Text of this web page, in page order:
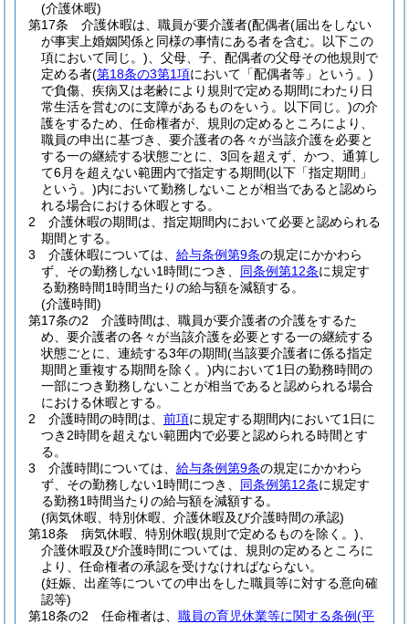
(介護休暇)
第17条
介護休暇は、職員が要介護者(配偶者(届出をしない
が事実上婚姻関係と同様の事情にある者を含む。以下この
項において同じ。) 、父母、子、配偶者の父母その他規則で
定める者(第18条の3第1項において「配偶者等」という。)
で負傷、疾病又は老齢により規則で定める期間にわたり日
常生活を営むのに支障があるものをいう。以下同じ。)の介
護をするため、任命権者が、規則の定めるところにより、
職員の申出に基づき、要介護者の各々が当該介護を必要と
する一の継続する状態ごとに、3回を超えず、かつ、通算し
て6月を超えない範囲内で指定する期間(以下「指定期間」
という。)内において勤務しないことが相当であると認めら
れる場合における休暇とする。
2
介護休暇の期間は、指定期間内において必要と認められる
期間とする。
3
介護休暇については、 給与条例第9条の規定にかかわら
ず、その勤務しない1時間につき、 同条例第12条に規定す
る勤務時間1時間当たりの給与額を減額する。
(介護時間)
第17条の2
介護時間は、職員が要介護者の介護をするた
め、要介護者の各々が当該介護を必要とする一の継続する
状態ごとに、連続する3年の期間(当該要介護者に係る指定
期間と重複する期間を除く。)内において1日の勤務時間の
一部につき勤務しないことが相当であると認められる場合
における休暇とする。
2
介護時間の時間は、 前項に規定する期間内において1日に
つき2時間を超えない範囲内で必要と認められる時間とす
る。
3
介護時間については、 給与条例第9条の規定にかかわら
ず、その勤務しない1時間につき、 同条例第12条に規定す
る勤務1時間当たりの給与額を減額する。
(病気休暇、特別休暇、介護休暇及び介護時間の承認)
第18条
病気休暇、特別休暇(規則で定めるものを除く。)
介護休暇及び介護時間については、規則の定めるところに
より、任命権者の承認を受けなければならない。
(妊娠、出産等についての申出をした職員等に対する意向確
認等)
第18条の2
任命権者は、 職員の育児休業等に関する条例(平